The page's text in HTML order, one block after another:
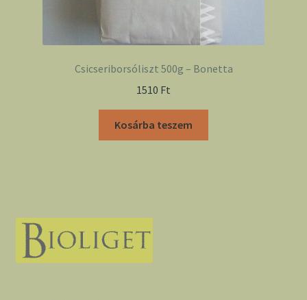
Csicseriborsóliszt 500g – Bonetta
1510 Ft
Kosárba teszem